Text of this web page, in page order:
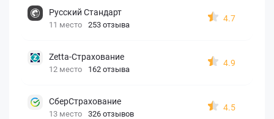
Русский Стандарт
11 место 253 отзыва
4.7
Zetta-Страхование
12 место 162 отзыва
4.9
СберСтрахование
13 место 326 отзывов
4.5